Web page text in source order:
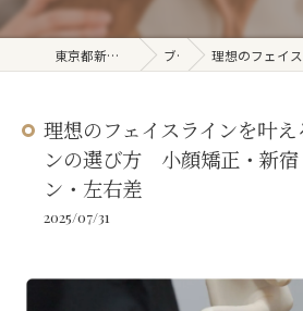
東京都新宿周辺の整体ならailes ブログ 理想のフェイスラインを叶えるための
理想のフェイスラインを叶
ンの選び方 小顔矯正・新宿
ン・左右差
2025/07/31